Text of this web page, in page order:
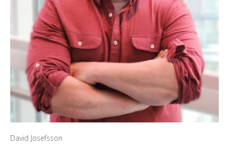
David Josefsson